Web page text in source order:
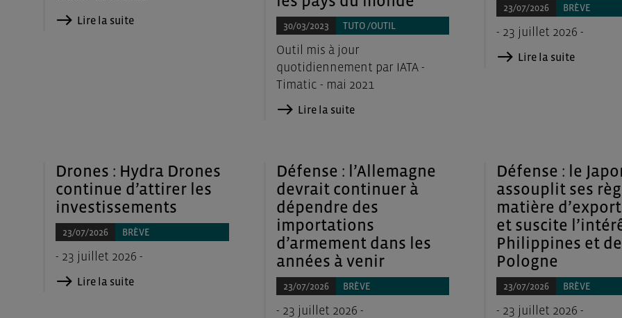
Lire la suite 30/03/2023 TUTO /OUTIL
Outil mis à jour
quotidiennement par IATA -
Timatic - mai 2021
Lire la suite
23/07/2026 BRÈVE
- 23 juillet 2026 -
Lire la suite
Drones : Hydra Drones
continue d’attirer les
investissements
23/07/2026 BRÈVE
- 23 juillet 2026 -
Lire la suite
Défense : l’Allemagne
devrait continuer à
dépendre des
importations
d’armement dans les
années à venir
23/07/2026 BRÈVE
- 23 juillet 2026 -
Défense : le
assouplit ses
matière
et suscite
Philippines et
Pologne
23/07/2026 BRÈVE
- 23 juillet 2026 -